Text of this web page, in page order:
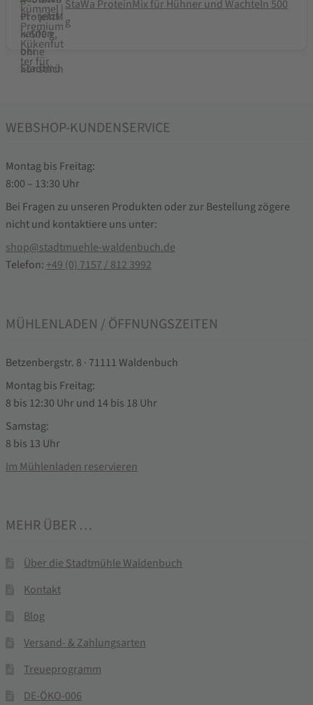
StaWa ProteinMix für Hühner und Wachteln 500
g
WEBSHOP-KUNDENSERVICE
Montag bis Freitag:
8:00 – 13:30 Uhr
Bei Fragen zu unseren Produkten oder zur Bestellung zögere
nicht und kontaktiere uns unter:
shop@stadtmuehle-waldenbuch.de
Telefon:+49 (0) 7157 / 812 3992
MÜHLENLADEN / ÖFFNUNGSZEITEN
Betzenbergstr. 8 · 71111 Waldenbuch
Montag bis Freitag:
8 bis 12:30 Uhr und 14 bis 18 Uhr
Samstag:
8 bis 13 Uhr
Im Mühlenladen reservieren
MEHR ÜBER …
Über die Stadtmühle Waldenbuch
Kontakt
Blog
Versand- & Zahlungsarten
Treueprogramm
DE-ÖKO-006